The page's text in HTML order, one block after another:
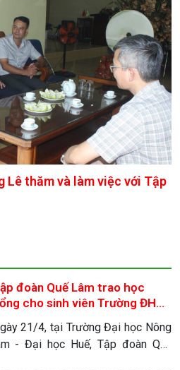
Lê thăm và làm việc với Tập
đoàn Quế Lâm trao học
cho sinh viên Trường ĐH
lâm – Đại học Huế
21/4, tại Trường Đại học Nông
- Đại học Huế, Tập đoàn Quế